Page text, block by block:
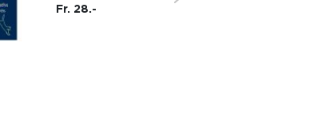
Fr. 28.-